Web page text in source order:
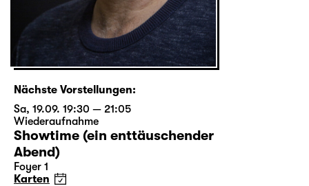
Nächste Vorstellungen:
Sa, 19.09. 19:30 — 21:05
Wiederaufnahme
Showtime (ein enttäuschender
Abend)
Foyer 1
Karten